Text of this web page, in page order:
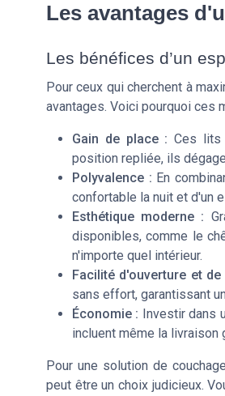
Les avantages
Les bénéfices d’un
Pour ceux qui cherchent à
avantages. Voici pourquoi ces
Gain de place : Ces lits
position repliée, ils
Polyvalence : En
confortable la nuit et d'un
Esthétique moderne :
disponibles, comme le
n'importe quel intérieur.
Facilité d'ouverture et
sans effort, garantissant
Économie : Investir dans
incluent même la livraison
Pour une solution de
peut être un choix judicieux.